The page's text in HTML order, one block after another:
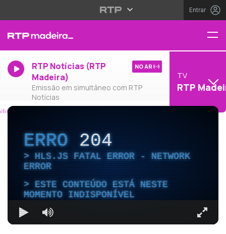
Entrar
RTP Notícias (RTP
Madeira)
Emissão em simultâneo com RTP
Notícias
NO AR
TV
RTP
ERRO204
HLS.JS FATAL ERROR - NETWORK
ERROR
ESTE CONTEÚDO ESTÁ NESTE
MOMENTO INDISPONÍVEL